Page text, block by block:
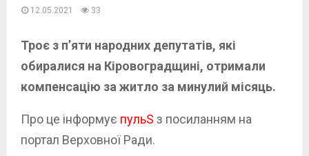
12.05.2021 33
Троє з п’яти народних депутатів, які
обиралися на Кіровоградщині, отримали
компенсацію за житло за минулий місяць.
Про це інформує пульS з посиланням на
портал Верховної Ради.